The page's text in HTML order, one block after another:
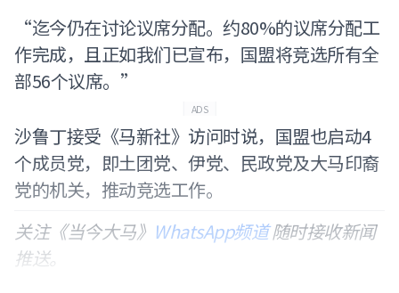
“迄今仍在讨论议席分配。约80%的议席分配工
作完成，且正如我们已宣布，国盟将竞选所有全
部56个议席。”
ADS
沙鲁丁接受《马新社》访问时说，国盟也启动4
个成员党，即土团党、伊党、民政党及大马印裔
党的机关，推动竞选工作。
关注《当今大马》 WhatsApp频道随时接收新闻
推送。